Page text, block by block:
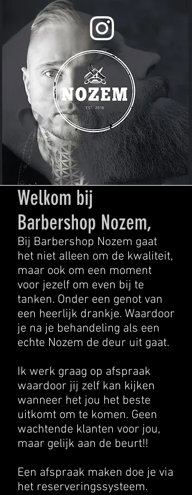
Welkom bij
Barbershop Nozem,
Bij Barbershop Nozem gaat
het niet alleen om de kwaliteit,
maar ook om een moment
voor jezelf om even bij te
tanken. Onder een genot van
een heerlijk drankje. Waardoor
je na je behandeling als een
echte Nozem de deur uit gaat.
Ik werk graag op afspraak
waardoor jij zelf kan kijken
wanneer het jou het beste
uitkomt om te komen. Geen
wachtende klanten voor jou,
maar gelijk aan de beurt!!
Een afspraak maken doe je via
het reserveringssysteem.